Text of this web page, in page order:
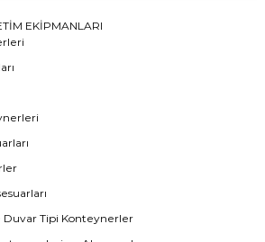
EKİPMANLARI
Tipi Konteynerler